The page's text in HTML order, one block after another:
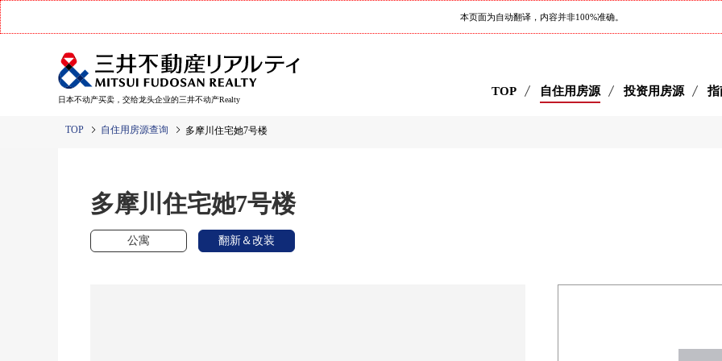
本页面为自动翻译，内容并非100%准确。
日本不动产买卖，交给龙头企业的三井不动产Realty
TOP 自住用房源 投资用房源 指
TOP 自住用房源查询 多摩川住宅她7号楼
多摩川住宅她7号楼
公寓 翻新＆改装